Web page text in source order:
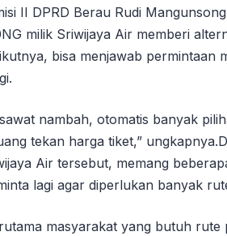
II DPRD Berau Rudi
milik Sriwijaya Air memberi
bisa menjawab permintaan
nambah, otomatis banyak
tekan harga tiket,”
Air tersebut, memang
lagi agar diperlukan banyak
masyarakat yang butuh